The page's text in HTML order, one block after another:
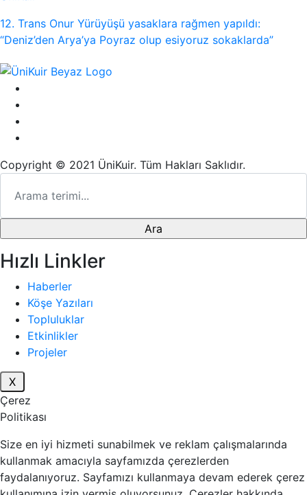
12. Trans Onur Yürüyüşü yasaklara rağmen yapıldı:
“Deniz’den Arya’ya Poyraz olup esiyoruz sokaklarda”
Copyright © 2021 ÜniKuir. Tüm Hakları Saklıdır.
Hızlı Linkler
Haberler
Köşe Yazıları
Topluluklar
Etkinlikler
Projeler
Çerez
Politikası
Size en iyi hizmeti sunabilmek ve reklam çalışmalarında
kullanmak amacıyla sayfamızda çerezlerden
faydalanıyoruz. Sayfamızı kullanmaya devam ederek çerez